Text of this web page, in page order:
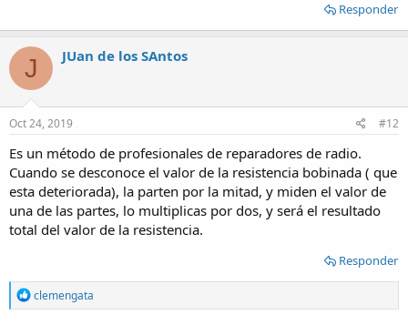
Responder
J JUan de los SAntos
Oct 24, 2019 #12
Es un método de profesionales de reparadores de radio.
Cuando se desconoce el valor de la resistencia bobinada ( que
esta deteriorada), la parten por la mitad, y miden el valor de
una de las partes, lo multiplicas por dos, y será el resultado
total del valor de la resistencia.
Responder
R
e
clemengata